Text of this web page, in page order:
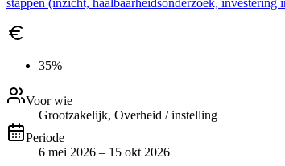
stappen (inzicht, haalbaarheidsonderzoek,
35%
Voor wie
Grootzakelijk, Overheid / instelling
Periode
6 mei 2026 – 15 okt 2026